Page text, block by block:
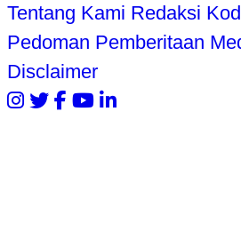
Tentang Kami Redaksi
Pedoman Pemberitaan
Disclaimer